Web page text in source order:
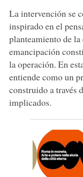
La intervención se
inspirado en el
planteamiento de
emancipación
la operación. En
entiende como un
construido a través
implicados.